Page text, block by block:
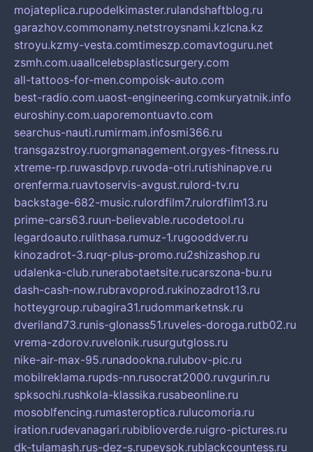
mojateplica.rupodelkimaster.rulandshaftblog.ru
garazhov.commonamy.netstroysnami.kzlcna.kz
stroyu.kzmy-vesta.comtimeszp.comavtoguru.net
zsmh.com.uaallcelebsplasticsurgery.com
all-tattoos-for-men.compoisk-auto.com
best-radio.com.uaost-engineering.comkuryatnik.info
euroshiny.com.uaporemontuavto.com
searchus-nauti.rumirmam.infosmi366.ru
transgazstroy.ruorgmanagement.orgyes-fitness.ru
xtreme-rp.ruwasdpvp.ruvoda-otri.rutishinapve.ru
orenferma.ruavtoservis-avgust.rulord-tv.ru
backstage-682-music.rulordfilm7.rulordfilm13.ru
prime-cars63.ruun-believable.rucodetool.ru
legardoauto.rulithasa.rumuz-1.rugooddver.ru
kinozadrot-3.ruqr-plus-promo.ru2shizashop.ru
udalenka-club.runerabotaetsite.rucarszona-bu.ru
dash-cash-now.rubravoprod.rukinozadrot13.ru
hotteygroup.rubagira31.rudommarketnsk.ru
dveriland73.runis-glonass51.ruveles-doroga.rutb02.ru
vrema-zdorov.ruvelonik.rusurgutgloss.ru
nike-air-max-95.runadookna.rulubov-pic.ru
mobilreklama.rupds-nn.rusocrat2000.ruvgurin.ru
spksochi.rushkola-klassika.rusabeonline.ru
mosoblfencing.rumasteroptica.rulucomoria.ru
iration.rudevanagari.rubiblioverde.ruigro-pictures.ru
dk-tulamash.rus-dez-s.rupeysok.rublackcountess.ru